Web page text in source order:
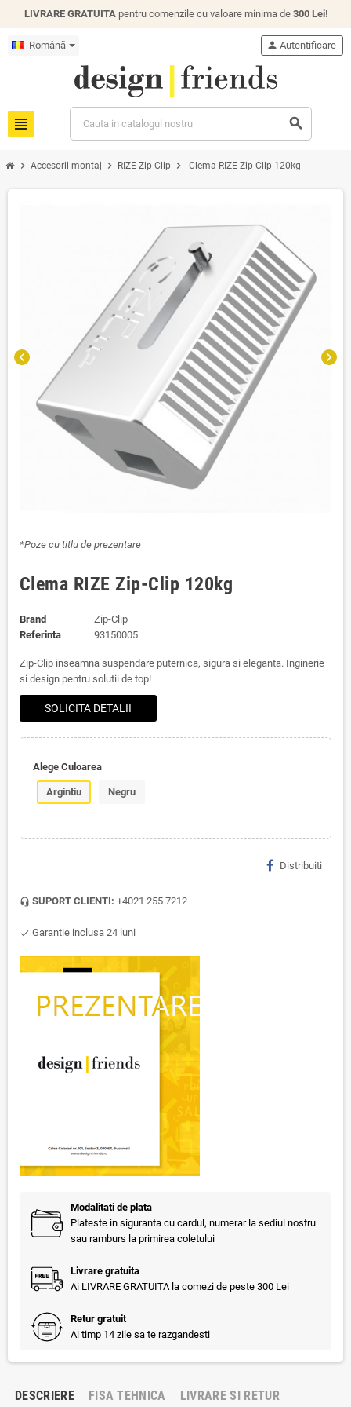
LIVRARE GRATUITApentru comenzile cu valoare minima de 300 Lei!
Română
view_headline search
person Autentificare
chevron_right Accesorii montaj chevron_right RIZE Zip-Clip chevron_right Clema RIZE Zip-Clip 120kg
chevron_left chevron_right
*Poze cu titlu de prezentare
Clema RIZE Zip-Clip 120kg
Brand
Zip-Clip
Referinta
93150005
Zip-Clip inseamna suspendare puternica, sigura si eleganta. Inginerie
si design pentru solutii de top!
SOLICITA DETALII
Alege Culoarea
Argintiu Negru
Distribuiti
headset_mic SUPORT CLIENTI: +4021 255 7212
check Garantie inclusa 24 luni
Modalitati de plata
Plateste in siguranta cu cardul, numerar la sediul nostru
sau ramburs la primirea coletului
Livrare gratuita
Ai LIVRARE GRATUITA la comezi de peste 300 Lei
Retur gratuit
Ai timp 14 zile sa te razgandesti
DESCRIERE FISA TEHNICA LIVRARE SI RETUR